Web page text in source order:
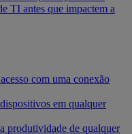
TI antes que impactem a
com uma conexão
em qualquer
produtividade de qualquer